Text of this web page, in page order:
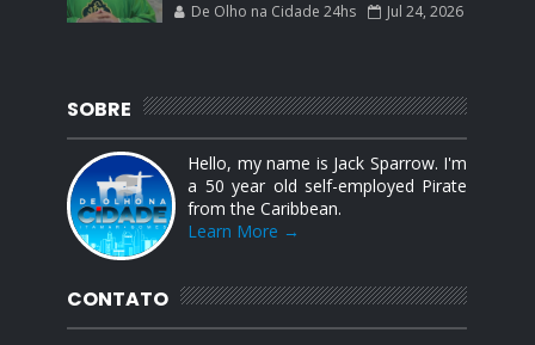
De Olho na Cidade 24hs Jul 24, 2026
SOBRE
Hello, my name is Jack Sparrow. I'm
a 50 year old self-employed Pirate
from the Caribbean.
Learn More →
CONTATO